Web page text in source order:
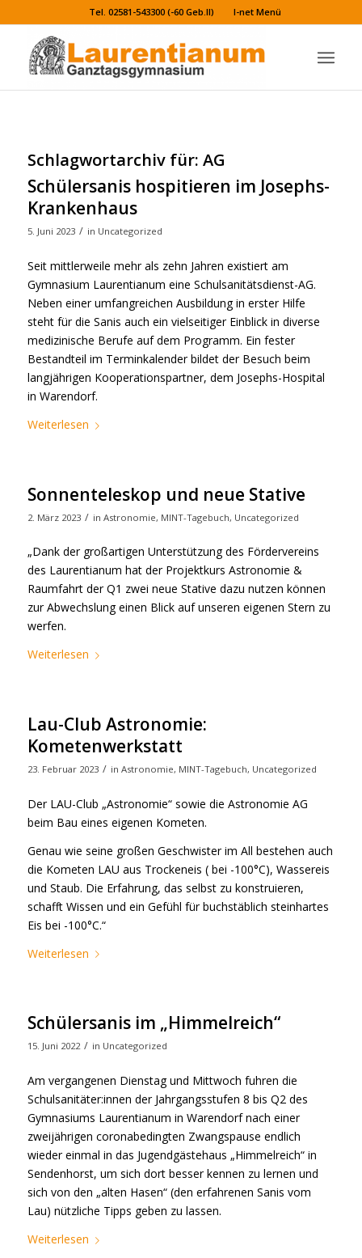
Tel. 02581-543300 (-60 Geb.II) I-net Menü
Schlagwortarchiv für: AG
Schülersanis hospitieren im Josephs-
Krankenhaus
5. Juni 2023 / in Uncategorized
Seit mittlerweile mehr als zehn Jahren existiert am
Gymnasium Laurentianum eine Schulsanitätsdienst-AG.
Neben einer umfangreichen Ausbildung in erster Hilfe
steht für die Sanis auch ein vielseitiger Einblick in diverse
medizinische Berufe auf dem Programm. Ein fester
Bestandteil im Terminkalender bildet der Besuch beim
langjährigen Kooperationspartner, dem Josephs-Hospital
in Warendorf.
Weiterlesen
Sonnenteleskop und neue Stative
2. März 2023 / in Astronomie, MINT-Tagebuch, Uncategorized
„Dank der großartigen Unterstützung des Fördervereins
des Laurentianum hat der Projektkurs Astronomie &
Raumfahrt der Q1 zwei neue Stative dazu nutzen können
zur Abwechslung einen Blick auf unseren eigenen Stern zu
werfen.
Weiterlesen
Lau-Club Astronomie:
Kometenwerkstatt
23. Februar 2023 / in Astronomie, MINT-Tagebuch, Uncategorized
Der LAU-Club „Astronomie“ sowie die Astronomie AG
beim Bau eines eigenen Kometen.
Genau wie seine großen Geschwister im All bestehen auch
die Kometen LAU aus Trockeneis ( bei -100°C), Wassereis
und Staub. Die Erfahrung, das selbst zu konstruieren,
schafft Wissen und ein Gefühl für buchstäblich steinhartes
Eis bei -100°C.“
Weiterlesen
Schülersanis im „Himmelreich“
15. Juni 2022 / in Uncategorized
Am vergangenen Dienstag und Mittwoch fuhren die
Schulsanitäter:innen der Jahrgangsstufen 8 bis Q2 des
Gymnasiums Laurentianum in Warendorf nach einer
zweijährigen coronabedingten Zwangspause endlich
wieder einmal in das Jugendgästehaus „Himmelreich“ in
Sendenhorst, um sich dort besser kennen zu lernen und
sich von den „alten Hasen“ (den erfahrenen Sanis vom
Lau) nützliche Tipps geben zu lassen.
Weiterlesen